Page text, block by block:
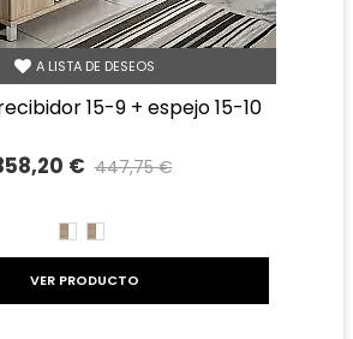
A LISTA DE DESEOS
15-9 + espejo 15-10
€ 447,75 €
CAMBRIAN/BLANCO
BLANCO/CAMBRIAN
VER PRODUCTO